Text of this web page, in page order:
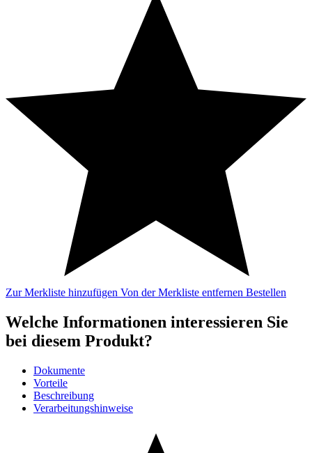
Zur Merkliste hinzufügen Von der Merkliste entfernen Bestellen
Welche Informationen interessieren Sie
bei diesem Produkt?
Dokumente
Vorteile
Beschreibung
Verarbeitungshinweise